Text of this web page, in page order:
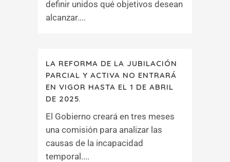
definir unidos qué objetivos desean
alcanzar....
LA REFORMA DE LA JUBILACIÓN
PARCIAL Y ACTIVA NO ENTRARÁ
EN VIGOR HASTA EL 1 DE ABRIL
DE 2025.
El Gobierno creará en tres meses
una comisión para analizar las
causas de la incapacidad
temporal....